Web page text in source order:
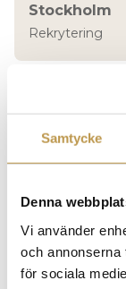
Samtycke
Denna
Vi använder
och annonserna
för sociala
Stockholm
Rekrytering
Chef till
Tjorn